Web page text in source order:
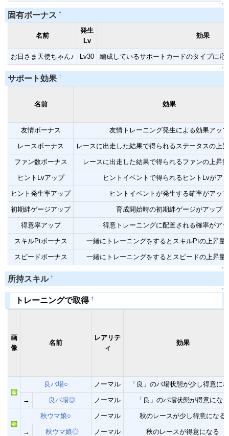
↑
固有ボーナス †
名前
発生
Lv
効果
お日さま天使ちゃん♪ Lv30 編成しているサポートカードのタイプに応
↑
サポート効果 †
名前 効果
友情ボーナス 友情トレーニング発生による効果アップ
レースボーナス レースに出走した結果で得られるステータスの上
ファン数ボーナス レースに出走した結果で得られるファンの上昇
ヒントLvアップ ヒントイベントで得られるヒントLvがア
ヒント発生率アップ ヒントイベントが発生する確率がアップ
初期絆ゲージアップ 育成開始時の初期絆ゲージがアップ
得意率アップ 得意トレーニングに配置される確率がア
スキルPtボーナス 一緒にトレーニングをするとスキルPtの上昇量
スピードボーナス 一緒にトレーニングをするとスピードの上昇量
↑
所持スキル †
↑
トレーニングで取得 †
画
像
名前
レアリテ
ィ
効果
良バ場○ ノーマル 「良」のバ場状態が少し得意に
→ 良バ場◎ ノーマル 「良」のバ場状態が得意になる
秋ウマ娘○ ノーマル 秋のレースが少し得意になる
→ 秋ウマ娘◎ ノーマル 秋のレースが得意になる